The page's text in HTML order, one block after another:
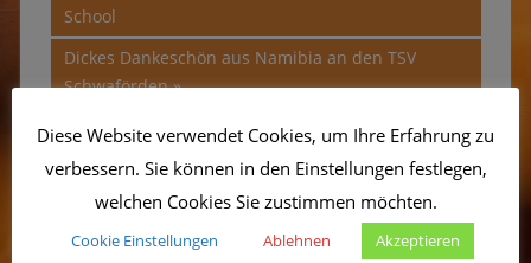
School
Nächster
Beitrag:
Dickes Dankeschön aus Namibia an den TSV
Schwaförden
Herzlich Willkommen beim
Sonnenkinderprojekt!
Diese Website verwendet Cookies, um Ihre Erfahrung zu
verbessern. Sie können in den Einstellungen festlegen,
welchen Cookies Sie zustimmen möchten.
Cookie Einstellungen Ablehnen Akzeptieren